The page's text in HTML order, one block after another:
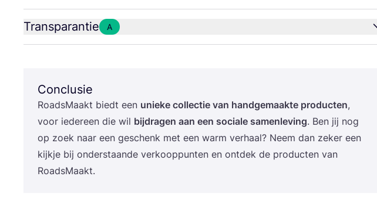
Transparantie A
Conclusie
Roads­Maakt biedt een unie­ke col­lec­tie van hand­ge­maak­te pro­duc­ten,
voor ieder­een die wil bij­dra­gen aan een soci­a­le samen­le­ving. Ben jij nog
op zoek naar een geschenk met een warm ver­haal? Neem dan zeker een
kijk­je bij onder­staan­de ver­koop­pun­ten en ont­dek de pro­duc­ten van
RoadsMaakt.